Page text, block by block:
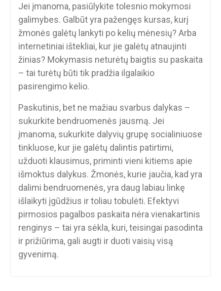
Jei įmanoma, pasiūlykite tolesnio mokymosi
galimybes. Galbūt yra pažengęs kursas, kurį
žmonės galėtų lankyti po kelių mėnesių? Arba
internetiniai ištekliai, kur jie galėtų atnaujinti
žinias? Mokymasis neturėtų baigtis su paskaita
– tai turėtų būti tik pradžia ilgalaikio
pasirengimo kelio.
Paskutinis, bet ne mažiau svarbus dalykas –
sukurkite bendruomenės jausmą. Jei
įmanoma, sukurkite dalyvių grupę socialiniuose
tinkluose, kur jie galėtų dalintis patirtimi,
užduoti klausimus, priminti vieni kitiems apie
išmoktus dalykus. Žmonės, kurie jaučia, kad yra
dalimi bendruomenės, yra daug labiau linkę
išlaikyti įgūdžius ir toliau tobulėti. Efektyvi
pirmosios pagalbos paskaita nėra vienakartinis
renginys – tai yra sėkla, kuri, teisingai pasodinta
ir prižiūrima, gali augti ir duoti vaisių visą
gyvenimą.